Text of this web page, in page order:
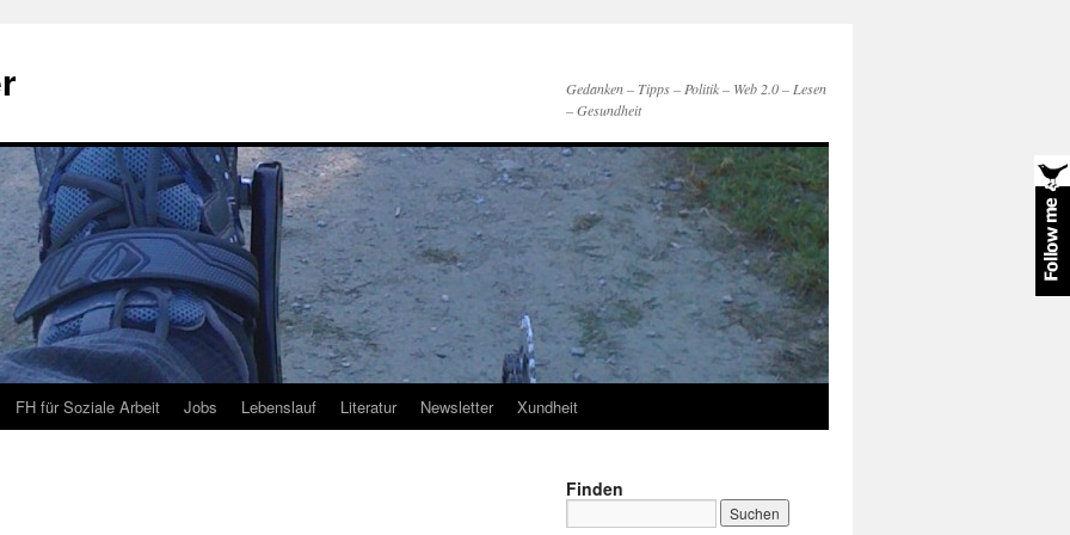
Gedanken – Tipps – Politik – Web 2.0 – Lesen
– Gesundheit
FH für Soziale Arbeit Jobs Lebenslauf Literatur Newsletter Xundheit
Finden